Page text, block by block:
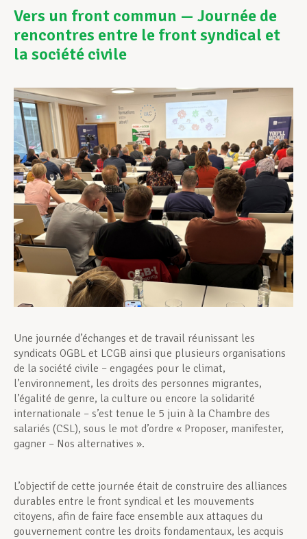
Vos droits
Développement professionnel
Devenir Membre
Actualités
Vers un front commun — Journée de
rencontres entre le front syndical et
la société civile
Une journée d’échanges et de travail réunissant les
syndicats OGBL et LCGB ainsi que plusieurs organisations
de la société civile – engagées pour le climat,
l’environnement, les droits des personnes migrantes,
l’égalité de genre, la culture ou encore la solidarité
internationale – s’est tenue le 5 juin à la Chambre des
salariés (CSL), sous le mot d’ordre « Proposer, manifester,
gagner – Nos alternatives ».
L’objectif de cette journée était de construire des alliances
durables entre le front syndical et les mouvements
citoyens, afin de faire face ensemble aux attaques du
gouvernement contre les droits fondamentaux, les acquis